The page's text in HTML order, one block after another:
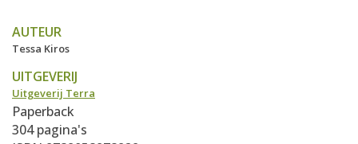
AUTEUR
Tessa Kiros
UITGEVERIJ
Uitgeverij Terra
Paperback
304 pagina's